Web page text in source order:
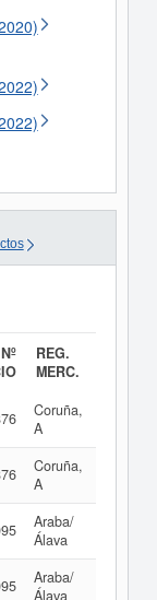
Nº
REG.
MERC.
Coruña,
A
Coruña,
A
Araba/
Álava
Araba/
Álava